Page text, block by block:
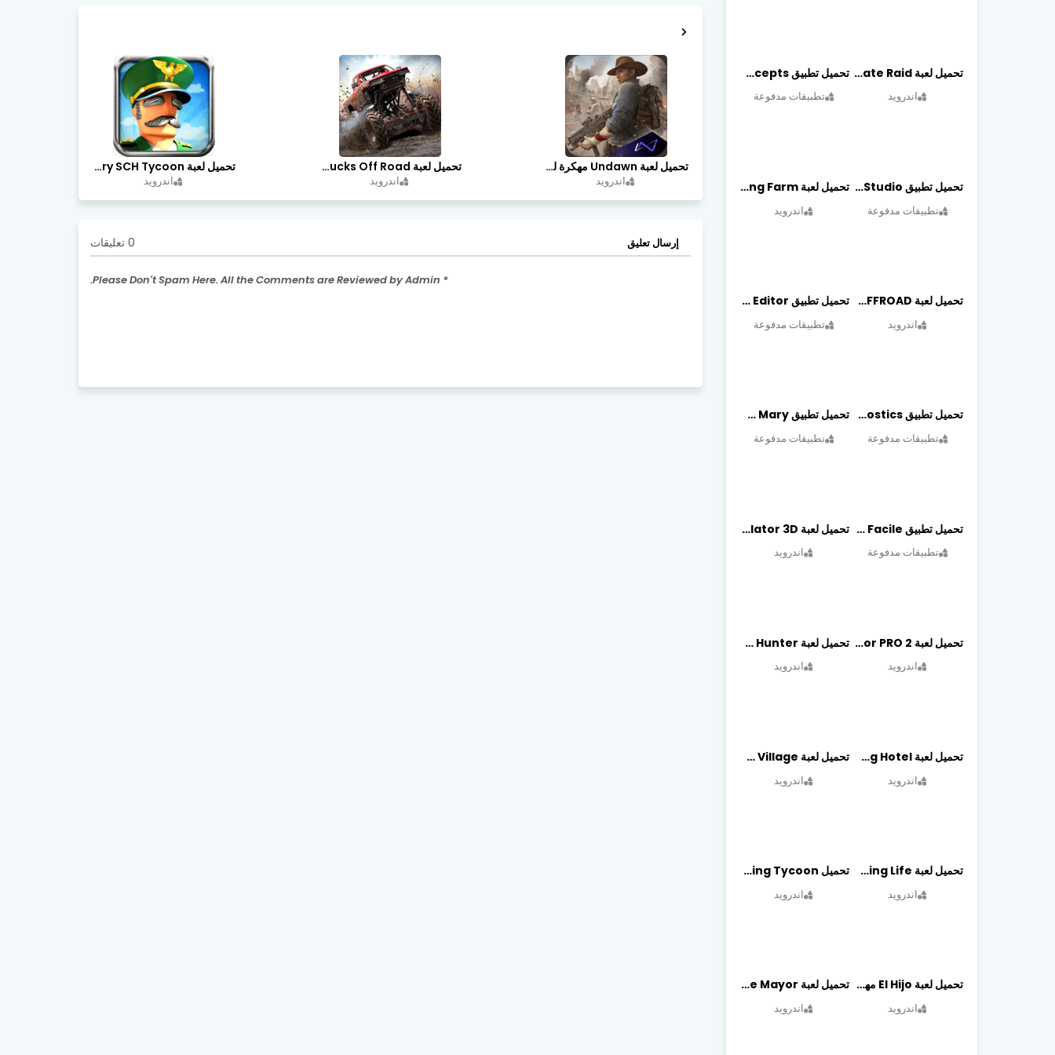
تحميل لعبة Undawn مهكرة للأندرويد أخر إصدار | تحميل مباشر + موارد غير محدودة
اندرويد
تحميل لعبة Trucks Off Road مهكرة اخر اصدار
اندرويد
تحميل لعبة Idle Military SCH Tycoon مهكرة آخر إصدار
اندرويد
إرسال تعليق 0 تعليقات
* Please Don't Spam Here. All the Comments are Reviewed by Admin.
تحميل لعبة Pirate Raid مهكرة أخر إصدار
اندرويد
تحميل تطبيق Concepts مهكر أخر إصدار
تطبيقات مدفوعة
تحميل تطبيق Graphic Studio مهكر أخر إصدار
تطبيقات مدفوعة
تحميل لعبة Cooking Farm مهكرة أخر إصدار
اندرويد
تحميل لعبة PROJECT:OFFROAD مهكرة أخر إصدار
اندرويد
تحميل تطبيق NeonArt Photo Editor مهكر أخر إصدار
تطبيقات مدفوعة
تحميل تطبيق OBDeleven Car Diagnostics مهكر أخر إصدار
تطبيقات مدفوعة
تحميل تطبيق Obd Mary مهكر أخر إصدار
تطبيقات مدفوعة
تحميل تطبيق EOBD Facile مهكر أخر إصدار
تطبيقات مدفوعة
تحميل لعبة Dragon Simulator 3D مهكرة أخر إصدار
اندرويد
تحميل لعبة Bus Simulator PRO 2 مهكرة أخر إصدار
اندرويد
تحميل لعبة Treasure Hunter مهكرة أخر إصدار
اندرويد
تحميل لعبة Dog Hotel مهكرة أخر إصدار
اندرويد
تحميل لعبة Dragon Village مهكرة أخر إصدار
اندرويد
تحميل لعبة Begging Life مهكرة أخر إصدار
اندرويد
تحميل Transit King Tycoon مهكرة أخر إصدار
اندرويد
تحميل لعبة El Hijo مهكرة أخر إصدار
اندرويد
تحميل لعبة Merge Mayor مهكرة أخر إصدار
اندرويد